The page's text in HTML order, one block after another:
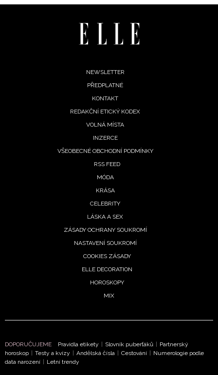
NEWSLETTER
ODESLAT
NEWSLETTER
PŘEDPLATNÉ
KONTAKT
REDAKČNÍ ETICKÝ KODEX
VOLNÁ MÍSTA
INZERCE
VŠEOBECNÉ OBCHODNÍ PODMÍNKY
RSS FEED
MÓDA
KRÁSA
CELEBRITY
LÁSKA A SEX
ZÁSADY OCHRANY SOUKROMÍ
NASTAVENÍ SOUKROMÍ
COOKIES ZÁSADY
ELLE DECORATION
HOROSKOPY
MIX
DOPORUČUJEME Pravidla etikety Slovník puberťáků
Partnerský
horoskop
Testy a kvízy Andělská čísla Cestování
Numerologie podle
data narození
Letní trendy